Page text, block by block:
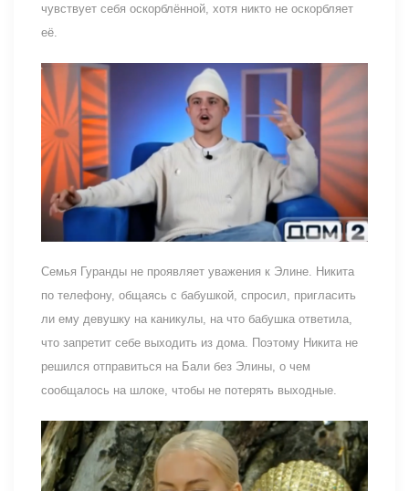
чувствует себя оскорблённой, хотя никто не оскорбляет
её.
Семья Гуранды не проявляет уважения к Элине. Никита
по телефону, общаясь с бабушкой, спросил, пригласить
ли ему девушку на каникулы, на что бабушка ответила,
что запретит себе выходить из дома. Поэтому Никита не
решился отправиться на Бали без Элины, о чем
сообщалось на шлоке, чтобы не потерять выходные.